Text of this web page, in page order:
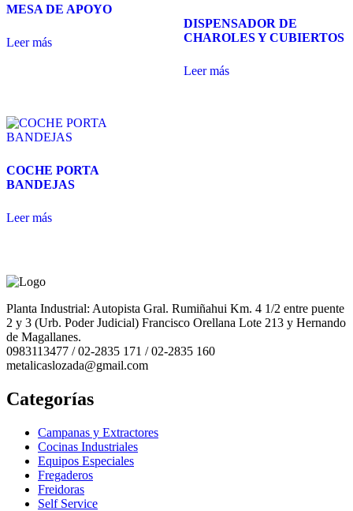
MESA DE APOYO
Leer más
DISPENSADOR DE
CHAROLES Y CUBIERTOS
Leer más
COCHE PORTA
BANDEJAS
Leer más
Planta Industrial: Autopista Gral. Rumiñahui Km. 4 1/2 entre puente
2 y 3 (Urb. Poder Judicial) Francisco Orellana Lote 213 y Hernando
de Magallanes.
0983113477 / 02-2835 171 / 02-2835 160
metalicaslozada@gmail.com
Categorías
Campanas y Extractores
Cocinas Industriales
Equipos Especiales
Fregaderos
Freidoras
Self Service